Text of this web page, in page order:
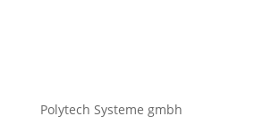
Polytech Systeme gmbh